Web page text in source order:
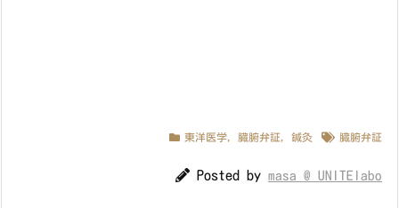
東洋医学 臓腑弁証 鍼灸 臓腑弁証
Posted by masa @ UNITElabo